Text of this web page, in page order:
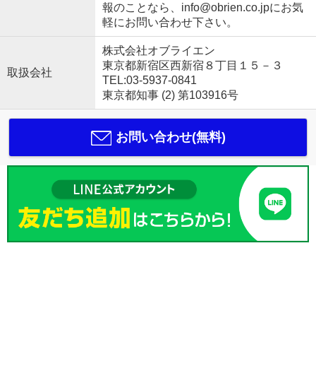
報のことなら、info@obrien.co.jpにお気
軽にお問い合わせ下さい。
取扱会社
株式会社オブライエン
東京都新宿区西新宿８丁目１５－３
TEL:03-5937-0841
東京都知事 (2) 第103916号
お問い合わせ(無料)